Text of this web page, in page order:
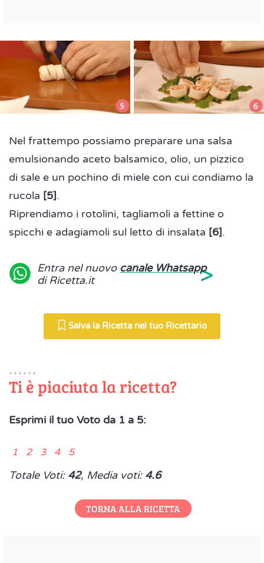
Nel frattempo possiamo preparare una salsa
emulsionando aceto balsamico, olio, un pizzico
di sale e un pochino di miele con cui condiamo la
rucola [5].
Riprendiamo i rotolini, tagliamoli a fettine o
spicchi e adagiamoli sul letto di insalata [6].
Entra nel nuovo canale Whatsapp
di Ricetta.it
>
Salva la Ricetta nel tuo Ricettario
Ti è piaciuta la ricetta?
Esprimi il tuo Voto da 1 a 5:
1 2 3 4 5
Totale Voti: 42, Media voti: 4.6
TORNA ALLA RICETTA